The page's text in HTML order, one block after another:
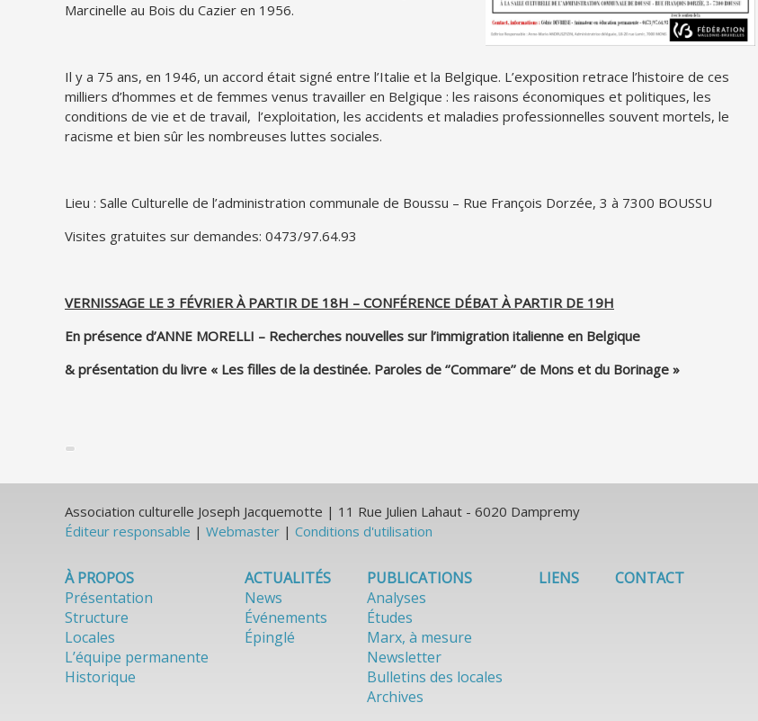
Marcinelle au Bois du Cazier en 1956.
Il y a 75 ans, en 1946, un accord était signé entre l’Italie et la Belgique. L’exposition retrace l’histoire de ces
milliers d’hommes et de femmes venus travailler en Belgique : les raisons économiques et politiques, les
conditions de vie et de travail, l’exploitation, les accidents et maladies professionnelles souvent mortels, le
racisme et bien sûr les nombreuses luttes sociales.
Lieu : Salle Culturelle de l’administration communale de Boussu – Rue François Dorzée, 3 à 7300 BOUSSU
Visites gratuites sur demandes: 0473/97.64.93
VERNISSAGE LE 3 FÉVRIER À PARTIR DE 18H – CONFÉRENCE DÉBAT À PARTIR DE 19H
En présence d’ANNE MORELLI – Recherches nouvelles sur l’immigration italienne en Belgique
& présentation du livre « Les filles de la destinée. Paroles de ‘’Commare’’ de Mons et du Borinage »
Association culturelle Joseph Jacquemotte | 11 Rue Julien Lahaut - 6020 Dampremy
Éditeur responsable | Webmaster | Conditions d'utilisation
À PROPOS
Présentation
Structure
Locales
L’équipe permanente
Historique
ACTUALITÉS
News
Événements
Épinglé
PUBLICATIONS
Analyses
Études
Marx, à mesure
Newsletter
Bulletins des locales
Archives
LIENS CONTACT